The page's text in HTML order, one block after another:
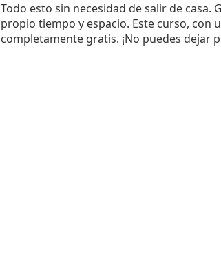
Todo esto sin necesidad de salir de
propio tiempo y espacio. Este curso, con
completamente gratis. ¡No puedes dejar